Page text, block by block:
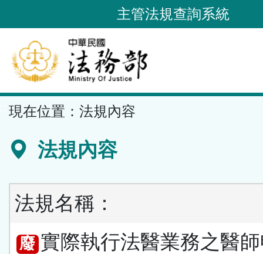
到
要
內
容
區
主管法規查詢系統
現在位置： 法規內容
法規內容
法規名稱：
廢 實際執行法醫業務之醫